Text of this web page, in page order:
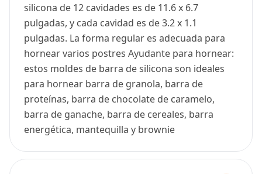
silicona de 12 cavidades es de 11.6 x 6.7
pulgadas, y cada cavidad es de 3.2 x 1.1
pulgadas. La forma regular es adecuada para
hornear varios postres Ayudante para hornear:
estos moldes de barra de silicona son ideales
para hornear barra de granola, barra de
proteínas, barra de chocolate de caramelo,
barra de ganache, barra de cereales, barra
energética, mantequilla y brownie